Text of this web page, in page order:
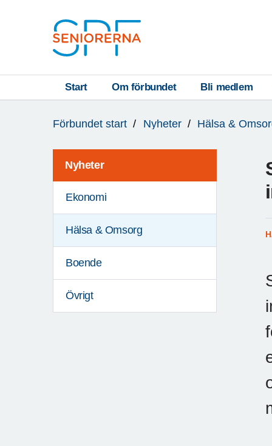
Start Om förbundet Bli medlem
är
Förbundet start Nyheter Hälsa &
Nyheter
Ekonomi
Hälsa & Omsorg
Boende
Övrigt